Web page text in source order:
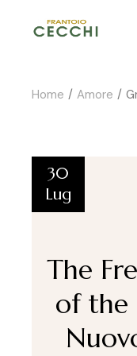
Home Amore
30
Lug
The
of the